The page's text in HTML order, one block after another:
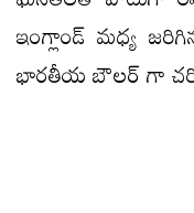
ఇంగ్లాండ్ మధ్య
భారతీయ బౌలర్ గా